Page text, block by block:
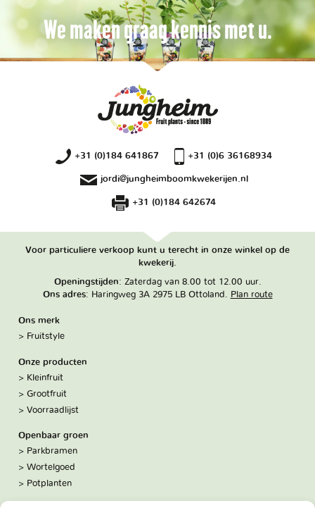
We maken graag kennis met u.
+31 (0)184 641867 +31 (0)6 36168934
jordi@jungheimboomkwekerijen.nl
+31 (0)184 642674
Voor particuliere verkoop kunt u terecht in onze winkel op de
kwekerij.
Openingstijden: Zaterdag van 8.00 tot 12.00 uur.
Ons adres: Haringweg 3A 2975 LB Ottoland. Plan route
Ons merk
Fruitstyle
Onze producten
Kleinfruit
Grootfruit
Voorraadlijst
Openbaar groen
Parkbramen
Wortelgoed
Potplanten